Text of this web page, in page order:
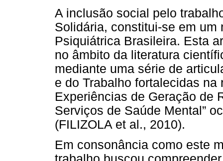
A inclusão social pelo
Solidária, constitui-se em
Psiquiátrica Brasileira. Esta
no âmbito da literatura
mediante uma série de
e do Trabalho fortalecidas na
Experiências de Geração de
Serviços de Saúde Mental”
(FILIZOLA et al., 2010).
Em consonância como este